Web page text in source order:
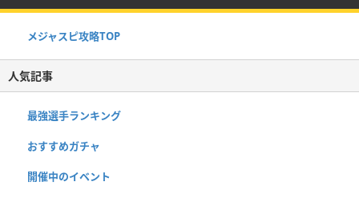
メジャスピ攻略TOP
人気記事
最強選手ランキング
おすすめガチャ
開催中のイベント